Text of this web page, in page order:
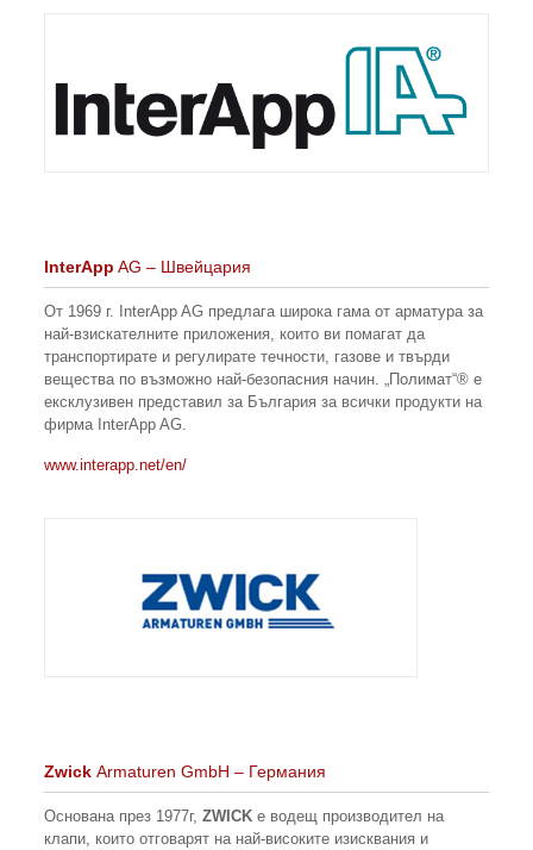
InterApp AG – Швейцария
От 1969 г. InterApp AG предлага широка гама от арматура за
най-взискателните приложения, които ви помагат да
транспортирате и регулирате течности, газове и твърди
вещества по възможно най-безопасния начин. „Полимат“® е
ексклузивен представил за България за всички продукти на
фирма InterApp AG.
www.interapp.net/en/
Zwick Armaturen GmbH – Германия
Основана през 1977г, ZWICKе водещ производител на
клапи, които отговарят на най-високите изисквания и